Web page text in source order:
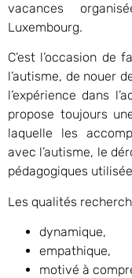
vacances
Luxembourg.
C’est l’occasion de
l’autisme, de nouer
l’expérience dans
propose toujours
laquelle les
avec l’autisme, le
pédagogiques
Les qualités
dynamique,
empathique,
motivé à